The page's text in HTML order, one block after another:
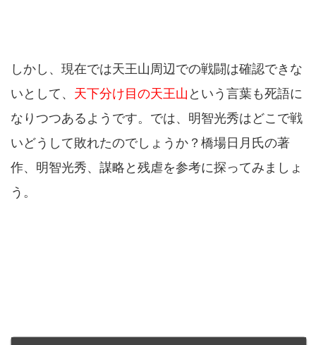
しかし、現在では天王山周辺での戦闘は確認できな
いとして、 天下分け目の天王山 という言葉も死語に
なりつつあるようです。では、明智光秀はどこで戦
いどうして敗れたのでしょうか？橋場日月氏の著
作、明智光秀、謀略と残虐を参考に探ってみましょ
う。